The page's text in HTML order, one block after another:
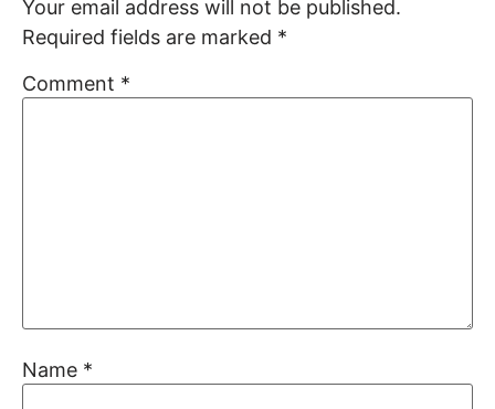
Your email address will not be published.
Required fields are marked *
Comment *
Name *